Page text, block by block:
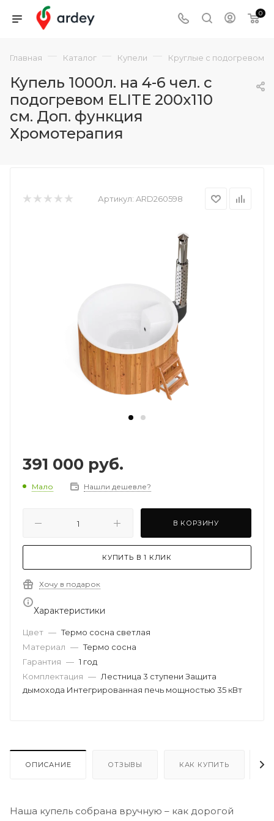
0
Главная — Каталог — Купели — Круглые с подогревом
Купель 1000л. на 4-6 чел. с
подогревом ELITE 200х110
см. Доп. функция
Хромотерапия
Артикул: ARD260598
391 000 руб.
Мало Нашли дешевле?
В КОРЗИНУ
КУПИТЬ В 1 КЛИК
Хочу в подарок
Характеристики
Цвет — Термо сосна светлая
Материал — Термо сосна
Гарантия — 1 год
Комплектация — Лестница 3 ступени Защита
дымохода Интегрированная печь мощностью 35 кВт
ОПИСАНИЕ ОТЗЫВЫ КАК КУПИТЬ
Наша купель собрана вручную – как дорогой